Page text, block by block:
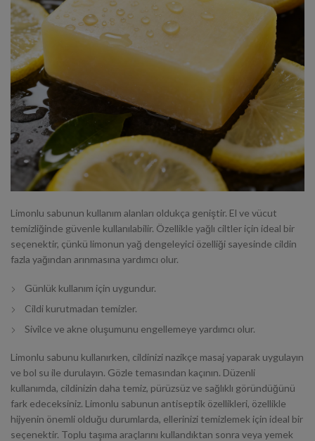
Limonlu sabunun kullanım alanları oldukça geniştir. El ve vücut
temizliğinde güvenle kullanılabilir. Özellikle yağlı ciltler için ideal bir
seçenektir, çünkü limonun yağ dengeleyici özelliği sayesinde cildin
fazla yağından arınmasına yardımcı olur.
Günlük kullanım için uygundur.
Cildi kurutmadan temizler.
Sivilce ve akne oluşumunu engellemeye yardımcı olur.
Limonlu sabunu kullanırken, cildinizi nazikçe masaj yaparak uygulayın
ve bol su ile durulayın. Gözle temasından kaçının. Düzenli
kullanımda, cildinizin daha temiz, pürüzsüz ve sağlıklı göründüğünü
fark edeceksiniz. Limonlu sabunun antiseptik özellikleri, özellikle
hijyenin önemli olduğu durumlarda, ellerinizi temizlemek için ideal bir
seçenektir. Toplu taşıma araçlarını kullandıktan sonra veya yemek